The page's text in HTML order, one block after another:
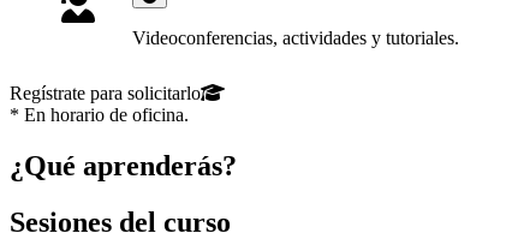
Videoconferencias, actividades y tutoriales.
Regístrate para solicitarlo
* En horario de oficina.
¿Qué aprenderás?
Sesiones del curso